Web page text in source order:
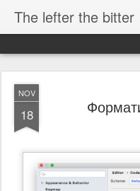
The lefter the bitter
NOV
18